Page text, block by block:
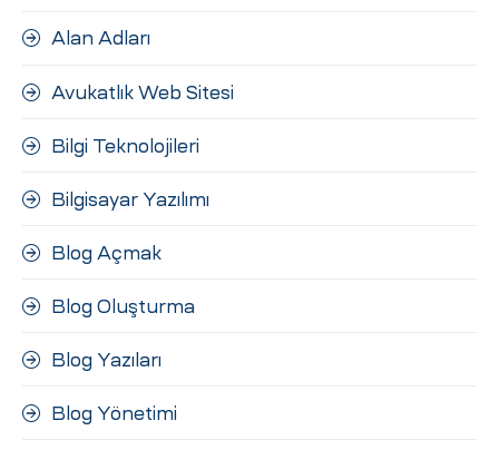
Alan Adları
Avukatlık Web Sitesi
Bilgi Teknolojileri
Bilgisayar Yazılımı
Blog Açmak
Blog Oluşturma
Blog Yazıları
Blog Yönetimi